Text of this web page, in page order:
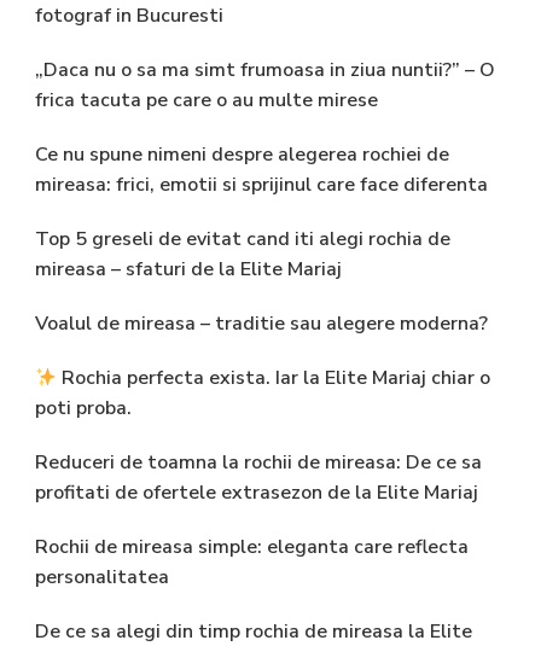
fotograf in Bucuresti
„Daca nu o sa ma simt frumoasa in ziua nuntii?” – O
frica tacuta pe care o au multe mirese
Ce nu spune nimeni despre alegerea rochiei de
mireasa: frici, emotii si sprijinul care face diferenta
Top 5 greseli de evitat cand iti alegi rochia de
mireasa – sfaturi de la Elite Mariaj
Voalul de mireasa – traditie sau alegere moderna?
Rochia perfecta exista. Iar la Elite Mariaj chiar o
poti proba.
Reduceri de toamna la rochii de mireasa: De ce sa
profitati de ofertele extrasezon de la Elite Mariaj
Rochii de mireasa simple: eleganta care reflecta
personalitatea
De ce sa alegi din timp rochia de mireasa la Elite